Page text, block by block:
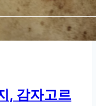
, 감자고르